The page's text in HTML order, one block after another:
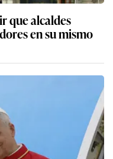
que alcaldes
en su mismo